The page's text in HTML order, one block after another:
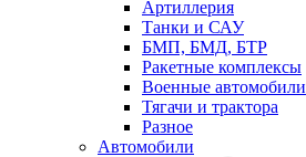
Артиллерия
Танки и САУ
БМП, БМД, БТР
Ракетные комплексы
Военные автомобили
Тягачи и трактора
Разное
Автомобили